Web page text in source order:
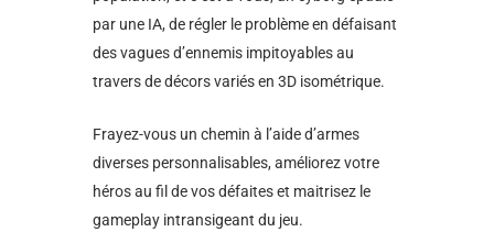
par une IA, de régler le problème en défaisant
des vagues d’ennemis impitoyables au
travers de décors variés en 3D isométrique.
Frayez-vous un chemin à l’aide d’armes
diverses personnalisables, améliorez votre
héros au fil de vos défaites et maitrisez le
gameplay intransigeant du jeu.